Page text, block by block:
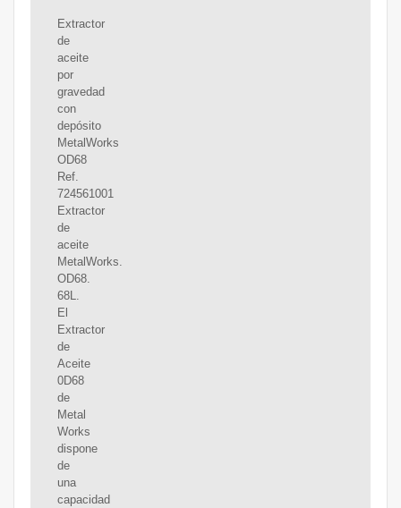
Extractor
de
aceite
por
gravedad
con
depósito
MetalWorks
OD68
Ref.
724561001
Extractor
de
aceite
MetalWorks.
OD68.
68L.
El
Extractor
de
Aceite
0D68
de
Metal
Works
dispone
de
una
capacidad